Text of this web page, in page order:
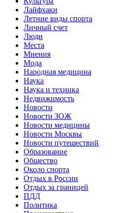
Лайфхаки
Летние виды спорта
Личный счет
Люди
Места
Мнения
Мода
Народная медицина
Наука
Наука и техника
Недвижимость
Новости
Новости ЗОЖ
Новости медицины
Новости Москвы
Новости путешествий
Образование
Общество
Около спорта
Отдых в России
Отдых за границей
ПДД
Политика